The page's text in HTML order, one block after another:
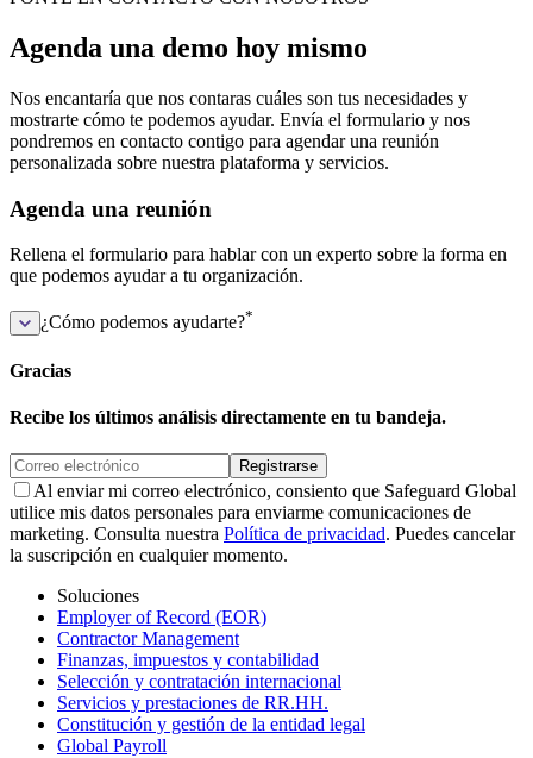
Agenda una demo hoy mismo
Nos encantaría que nos contaras cuáles son tus necesidades y
mostrarte cómo te podemos ayudar. Envía el formulario y nos
pondremos en contacto contigo para agendar una reunión
personalizada sobre nuestra plataforma y servicios.
Agenda una reunión
Rellena el formulario para hablar con un experto sobre la forma en
que podemos ayudar a tu organización.
¿Cómo podemos ayudarte?*
Gracias
Recibe los últimos análisis directamente en tu bandeja.
Registrarse
Al enviar mi correo electrónico, consiento que Safeguard Global
utilice mis datos personales para enviarme comunicaciones de
marketing. Consulta nuestra Política de privacidad. Puedes cancelar
la suscripción en cualquier momento.
Soluciones
Employer of Record (EOR)
Contractor Management
Finanzas, impuestos y contabilidad
Selección y contratación internacional
Servicios y prestaciones de RR.HH.
Constitución y gestión de la entidad legal
Global Payroll